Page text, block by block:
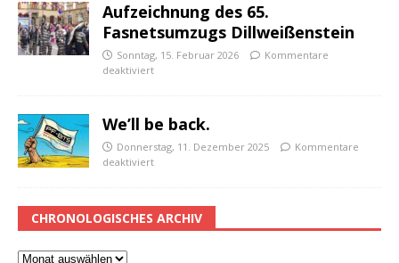
Aufzeichnung des 65.
Fasnetsumzugs Dillweißenstein
Sonntag, 15. Februar 2026
Kommentare
deaktiviert
We’ll be back.
Donnerstag, 11. Dezember 2025
Kommentare
deaktiviert
CHRONOLOGISCHES ARCHIV